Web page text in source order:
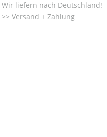
Wir liefern nach Deutschland!
Versand + Zahlung